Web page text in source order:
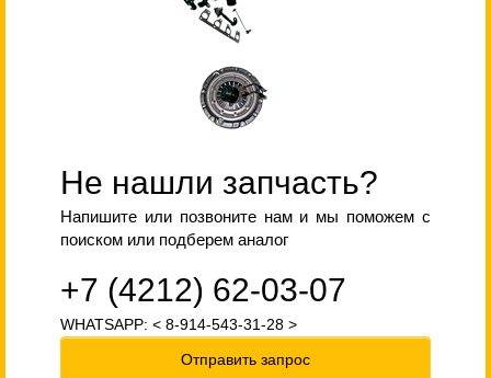
Не нашли запчасть?
Напишите или позвоните нам и мы поможем с
поиском или подберем аналог
+7 (4212) 62-03-07
WHATSAPP: < 8-914-543-31-28 >
Отправить запрос